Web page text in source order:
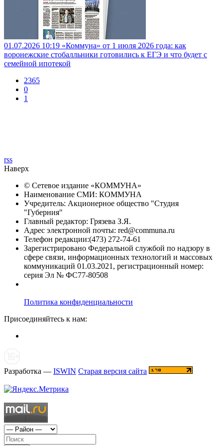
01.07.2026 10:19 «Коммуна» от 1 июля 2026 года: как
воронежские стобалльники готовились к ЕГЭ и что будет с
семейной ипотекой
2365
0
1
rss
Наверх
© Сетевое издание «КОММУНА»
Наименование СМИ: КОММУНА
Учредитель: Акционерное общество "Студия
"Губерния"
Главный редактор: Грязева З.Я.
Адрес электронной почты: red@communa.ru
Телефон редакции:(473) 272-74-61
Зарегистрировано Федеральной службой по надзору в
сфере связи, информационных технологий и массовых
коммуникаций 01.03.2021, регистрационный номер:
серия Эл № ФС77-80508
Политика конфиденциальности
Присоединяйтесь к нам:
Разработка — ISWIN Старая версия сайта